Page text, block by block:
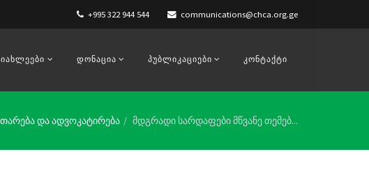
+995 322 944 544 communications@chca.org.ge
ᲓᲝᲜᲐᲪᲘᲐ ᲞᲣᲑᲚᲘᲙᲐᲪᲘᲔᲑᲘ ᲙᲝᲜᲢᲐᲥᲢᲘ
და ადვოკატირება მდგრადი სარდაფები მწვანე თემებ...